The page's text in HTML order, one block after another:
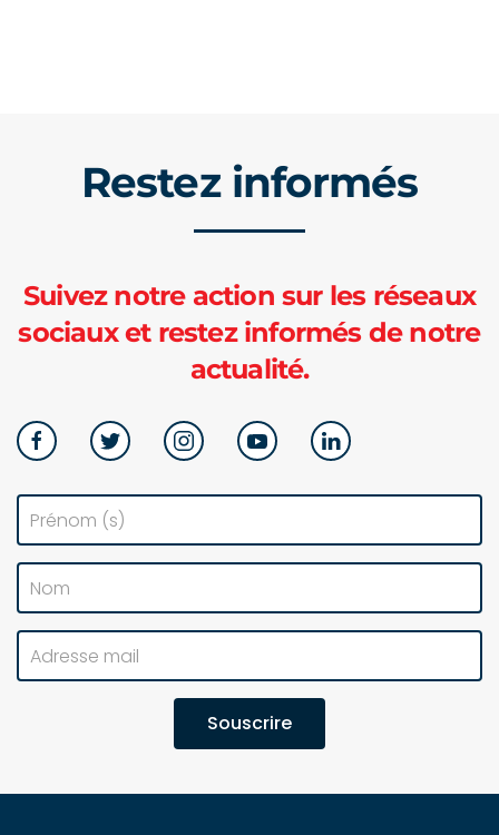
Restez informés
Suivez notre action sur les réseaux
sociaux et restez informés de notre
actualité.
Souscrire